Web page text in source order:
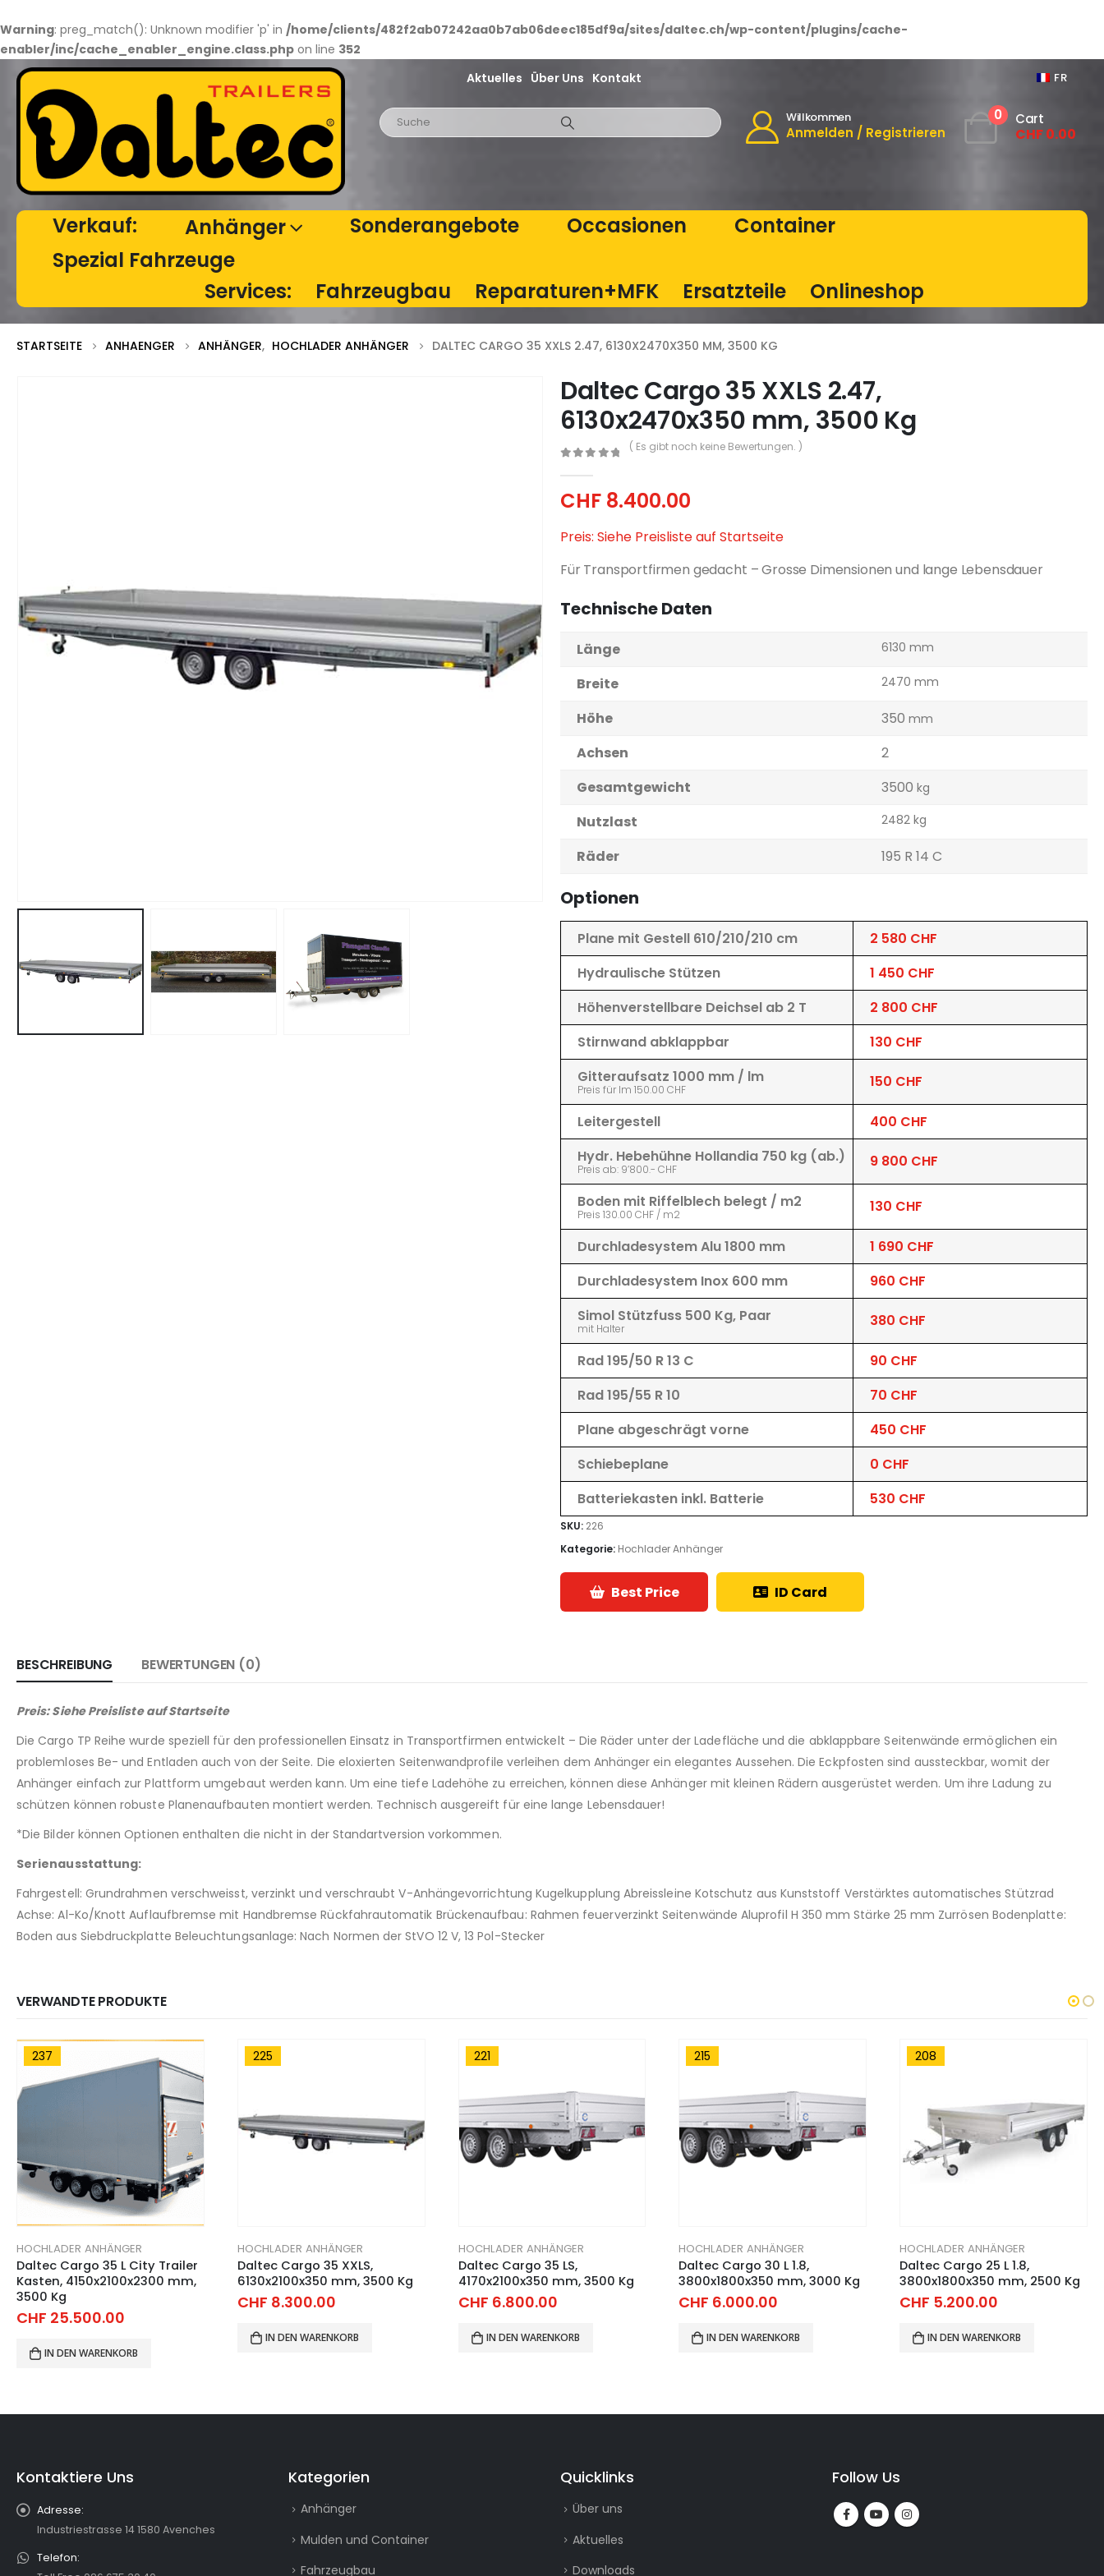
Warning: preg_match(): Unknown modifier 'p' in /home/clients/482f2ab07242aa0b7ab06deec185df9a/sites/daltec.ch/wp-content/plugins/cache-
enabler/inc/cache_enabler_engine.class.php on line 352
Aktuelles Über Uns Kontakt FR
Willkommen
Anmelden / Registrieren
0 Cart
CHF0.00
Verkauf: Anhänger Sonderangebote Occasionen
Container
Spezial Fahrzeuge
Services:
Fahrzeugbau Reparaturen+MFK Ersatzteile Onlineshop
STARTSEITE ANHAENGER ANHÄNGER, HOCHLADER ANHÄNGER DALTEC CARGO 35 XXLS 2.47, 6130X2470X350 MM, 3500 KG
Daltec Cargo 35 XXLS 2.47,
6130x2470x350 mm, 3500 Kg
( Es gibt noch keine Bewertungen. )
CHF 8.400.00
Preis: Siehe Preisliste auf Startseite
Für Transportfirmen gedacht – Grosse Dimensionen und lange Lebensdauer
Technische Daten
Länge 6130 mm
Breite 2470 mm
Höhe 350 mm
Achsen
2
Gesamtgewicht
3500 kg
Nutzlast 2482 kg
Räder 195 R 14 C
Optionen
Plane mit Gestell 610/210/210 cm
2 580 CHF
Hydraulische Stützen
1 450 CHF
Höhenverstellbare Deichsel ab 2 T
2 800 CHF
Stirnwand abklappbar
130 CHF
Gitteraufsatz 1000 mm / lm
Preis für lm 150.00 CHF 150 CHF
Leitergestell
400 CHF
Hydr. Hebehühne Hollandia 750 kg (ab.)
Preis ab: 9’800.- CHF 9 800 CHF
Boden mit Riffelblech belegt / m2
Preis 130.00 CHF / m2 130 CHF
Durchladesystem Alu 1800 mm
1 690 CHF
Durchladesystem Inox 600 mm
960 CHF
Simol Stützfuss 500 Kg, Paar
mit Halter 380 CHF
Rad 195/50 R 13 C
90 CHF
Rad 195/55 R 10
70 CHF
Plane abgeschrägt vorne
450 CHF
Schiebeplane
0 CHF
Batteriekasten inkl. Batterie
530 CHF
SKU: 226
Kategorie: Hochlader Anhänger
Best Price ID Card
BESCHREIBUNG BEWERTUNGEN (0)
Preis: Siehe Preisliste auf Startseite
Die Cargo TP Reihe wurde speziell für den professionellen Einsatz in Transportfirmen entwickelt – Die Räder unter der Ladefläche und die abklappbare Seitenwände ermöglichen ein
problemloses Be- und Entladen auch von der Seite. Die eloxierten Seitenwandprofile verleihen dem Anhänger ein elegantes Aussehen. Die Eckpfosten sind aussteckbar, womit der
Anhänger einfach zur Plattform umgebaut werden kann. Um eine tiefe Ladehöhe zu erreichen, können diese Anhänger mit kleinen Rädern ausgerüstet werden. Um ihre Ladung zu
schützen können robuste Planenaufbauten montiert werden. Technisch ausgereift für eine lange Lebensdauer!
*Die Bilder können Optionen enthalten die nicht in der Standartversion vorkommen.
Serienausstattung:
Fahrgestell: Grundrahmen verschweisst, verzinkt und verschraubt V-Anhängevorrichtung Kugelkupplung Abreissleine Kotschutz aus Kunststoff Verstärktes automatisches Stützrad
Achse: Al-Ko/Knott Auflaufbremse mit Handbremse Rückfahrautomatik Brückenaufbau: Rahmen feuerverzinkt Seitenwände Aluprofil H 350 mm Stärke 25 mm Zurrösen Bodenplatte:
Boden aus Siebdruckplatte Beleuchtungsanlage: Nach Normen der StVO 12 V, 13 Pol-Stecker
VERWANDTE PRODUKTE
225
HOCHLADER ANHÄNGER
Daltec Cargo 35 XXLS,
6130x2100x350 mm, 3500 Kg
CHF 8.300.00
221
HOCHLADER ANHÄNGER
Daltec Cargo 35 LS,
4170x2100x350 mm, 3500 Kg
CHF 6.800.00
IN DEN WARENKORB
215
HOCHLADER ANHÄNGER
Daltec Cargo 30 L 1.8,
3800x1800x350 mm, 3000 Kg
CHF 6.000.00
IN DEN WARENKORB
208
HOCHLADER ANHÄNGER
Daltec Cargo 25 L 1.8,
3800x1800x350 mm, 2500 Kg
CHF 5.200.00
IN DEN WARENKORB
211
HOCHLADER ANHÄNGER
Daltec Cargo 27 L,
3825x1700x350 mm, 2700 Kg
CHF 5.100.00
IN DEN WARENKORB
Kontaktiere Uns
Adresse:
Industriestrasse 14 1580 Avenches
Telefon:
Kategorien
Anhänger
Mulden und Container
Fahrzeugbau
Quicklinks
Über uns
Aktuelles
Downloads
Follow Us